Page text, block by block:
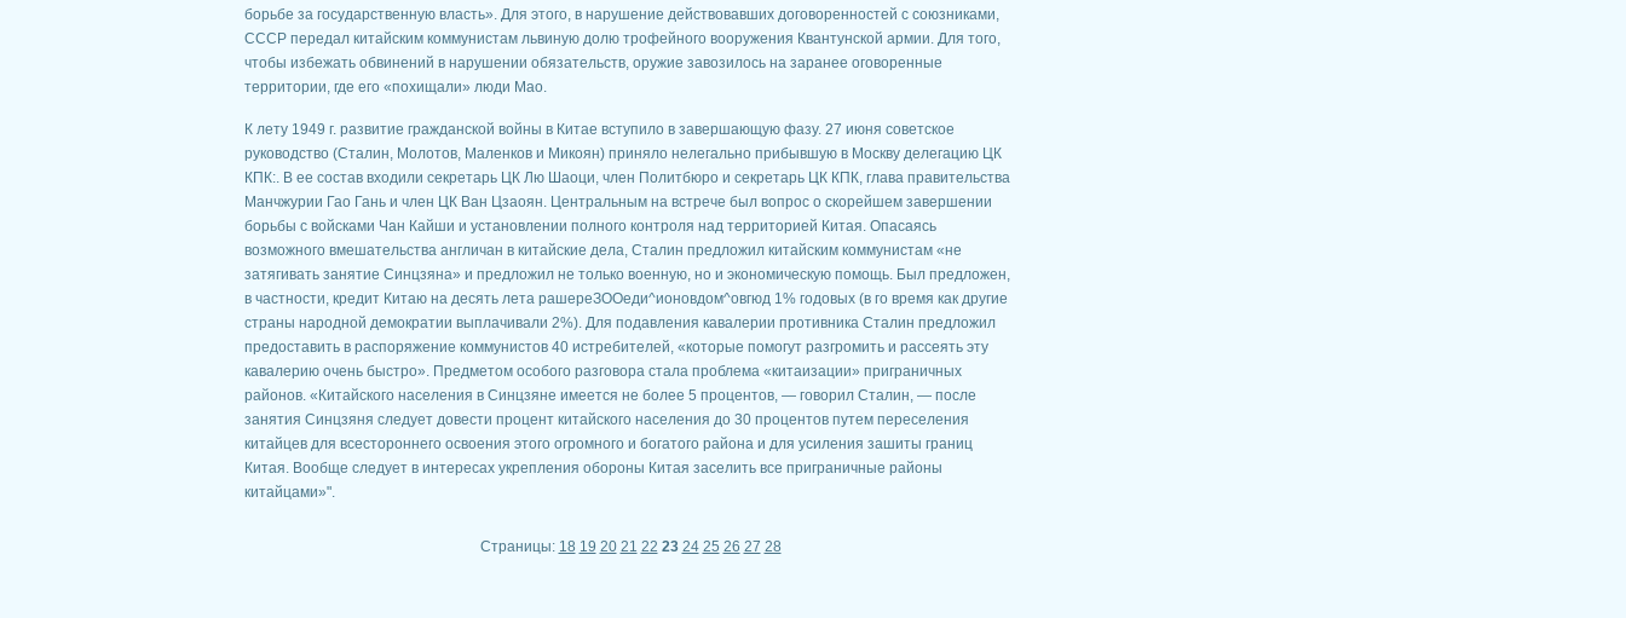
борьбе за государственную власть». Для этого, в нарушение действовавших договоренностей с союзниками,
СССР передал китайским коммунистам львиную долю трофейного вооружения Квантунской армии. Для того,
чтобы избежать обвинений в нарушении обязательств, оружие завозилось на заранее оговоренные
территории, где его «похищали» люди Мао.
К лету 1949 г. развитие гражданской войны в Китае вступило в завершающую фазу. 27 июня советское
руководство (Сталин, Молотов, Маленков и Микоян) приняло нелегально прибывшую в Москву делегацию ЦК
КПК:. В ее состав входили секретарь ЦК Лю Шаоци, член Политбюро и секретарь ЦК КПК, глава правительства
Манчжурии Гао Гань и член ЦК Ван Цзаоян. Центральным на встрече был вопрос о скорейшем завершении
борьбы с войсками Чан Кайши и установлении полного контроля над территорией Китая. Опасаясь
возможного вмешательства англичан в китайские дела, Сталин предложил китайским коммунистам «не
затягивать занятие Синцзяна» и предложил не только военную, но и экономическую помощь. Был предложен,
в частности, кредит Китаю на десять лета рашереЗООеди^ионовдом^овгюд 1% годовых (в го время как другие
страны народной демократии выплачивали 2%). Для подавления кавалерии противника Сталин предложил
предоставить в распоряжение коммунистов 40 истребителей, «которые помогут разгромить и рассеять эту
кавалерию очень быстро». Предметом особого разговора стала проблема «китаизации» приграничных
районов. «Китайского населения в Синцзяне имеется не более 5 процентов, — говорил Сталин, — после
занятия Синцзяня следует довести процент китайского населения до 30 процентов путем переселения
китайцев для всестороннего освоения этого огромного и богатого района и для усиления зашиты границ
Китая. Вообще следует в интересах укрепления обороны Китая заселить все приграничные районы
китайцами»".
Страницы: 18 19 20 21 22 23 24 25 26 27 28